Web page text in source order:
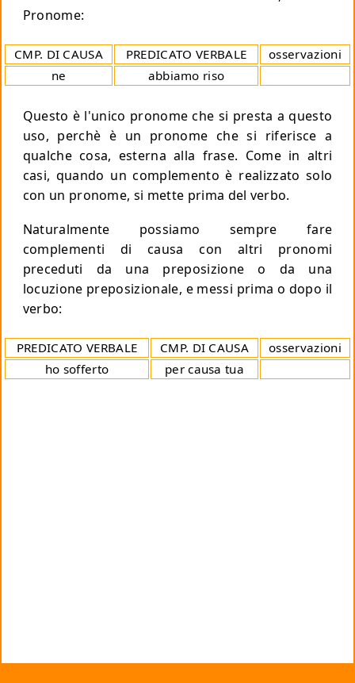
Pronome:
CMP. DI CAUSA PREDICATO VERBALE
osservazioni
ne
abbiamo riso
Questo è l'unico pronome che si presta a questo
uso, perchè è un pronome che si riferisce a
qualche cosa, esterna alla frase. Come in altri
casi, quando un complemento è realizzato solo
con un pronome, si mette prima del verbo.
Naturalmente possiamo sempre fare
complementi di causa con altri pronomi
preceduti da una preposizione o da una
locuzione preposizionale, e messi prima o dopo il
verbo:
PREDICATO VERBALE CMP. DI CAUSA
osservazioni
ho sofferto
per causa tua